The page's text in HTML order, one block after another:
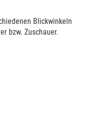
Blickwinkeln
bzw. Zuschauer.